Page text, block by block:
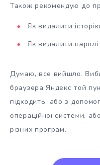
Також рекомендую до
Як видалити
Як видалити
Думаю, все вийшло.
браузера Яндекс той
підходить, або з
операційної системи,
різних програм.